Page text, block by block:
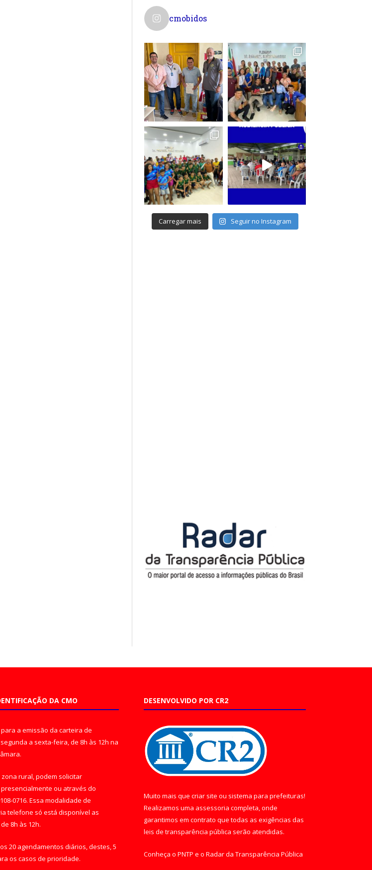
cmobidos
Carregar mais Seguir no Instagram
DA CMO
a emissão da carteira de
a sexta-feira, de 8h às 12h na
rural, podem solicitar
ou através do
0716. Essa modalidade de
telefone só está disponível as
8h às 12h.
20 agendamentos diários, destes, 5
os casos de prioridade.
DESENVOLVIDO POR CR2
Muito mais que criar site ou sistema para prefeituras!
Realizamos uma assessoria completa, onde
garantimos em contrato que todas as exigências das
leis de transparência pública serão atendidas.
Conheça o PNTP e o Radar da Transparência Pública